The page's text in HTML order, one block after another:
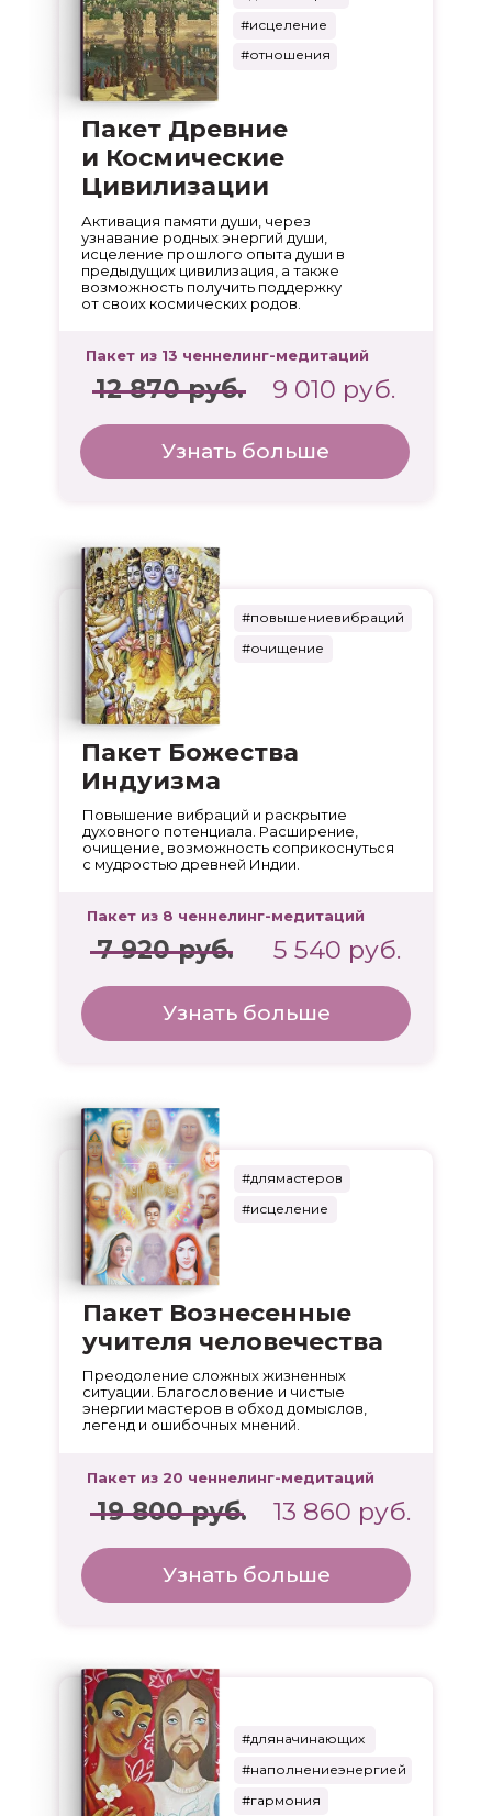
#исцеление
#отношения
Пакет Древние
и Космические
Цивилизации
12 870 руб.
Активация памяти души, через
узнавание родных энергий души,
исцеление прошлого опыта души в
предыдущих цивилизация, а также
возможность получить поддержку
от своих космических родов.
Пакет из 13 ченнелинг-медитаций
Узнать больше
#повышениевибраций
#очищение
Пакет Божества
Индуизма
7 920 руб. 5 540 руб.
Повышение вибраций и раскрытие
духовного потенциала. Расширение,
очищение, возможность соприкоснуться
с мудростью древней Индии.
Пакет из 8 ченнелинг-медитаций
Узнать больше
#длямастеров
#исцеление
Пакет Вознесенные
учителя человечества
19 800 руб. 13 860 руб.
Преодоление сложных жизненных
ситуации. Благословение и чистые
энергии мастеров в обход домыслов,
легенд и ошибочных мнений.
Пакет из 20 ченнелинг-медитаций
Узнать больше
#дляначинающих
#наполнениеэнергией
#гармония
9 010 руб.